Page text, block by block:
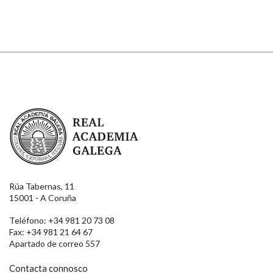
Real Academia Galega
Rúa Tabernas, 11
15001 - A Coruña
Teléfono: +34 981 20 73 08
Fax: +34 981 21 64 67
Apartado de correo 557
Contacta connosco